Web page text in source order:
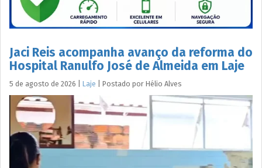
Jaci Reis acompanha avanço da reforma do
Hospital Ranulfo José de Almeida em Laje
5 de agosto de 2026 Laje Postado por Hélio Alves